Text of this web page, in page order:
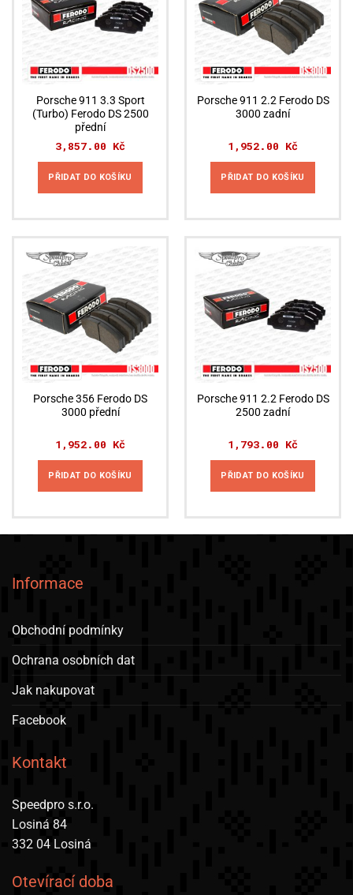
Porsche 911 3.3 Sport
(Turbo) Ferodo DS 2500
přední
3,857.00 Kč
PŘIDAT DO KOŠÍKU
Porsche 911 2.2 Ferodo DS
3000 zadní
1,952.00 Kč
PŘIDAT DO KOŠÍKU
Porsche 356 Ferodo DS
3000 přední
1,952.00 Kč
PŘIDAT DO KOŠÍKU
Porsche 911 2.2 Ferodo DS
2500 zadní
1,793.00 Kč
PŘIDAT DO KOŠÍKU
Informace
Obchodní podmínky
Ochrana osobních dat
Jak nakupovat
Facebook
Kontakt
Speedpro s.r.o.
Losiná 84
332 04 Losiná
Otevírací doba